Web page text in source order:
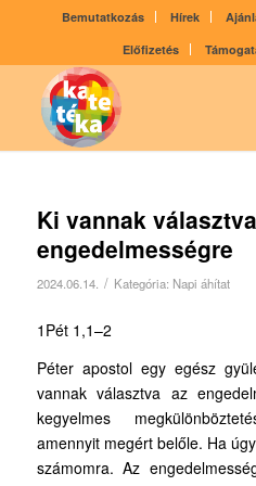
Bemutatkozás Hírek
Előfizetés
Ki vannak
engedelmességre
2024.06.14. / Kategória: Napi áhítat
1Pét 1,1–2
Péter apostol egy egész
vannak választva az
kegyelmes
amennyit megért belőle. Ha
számomra. Az